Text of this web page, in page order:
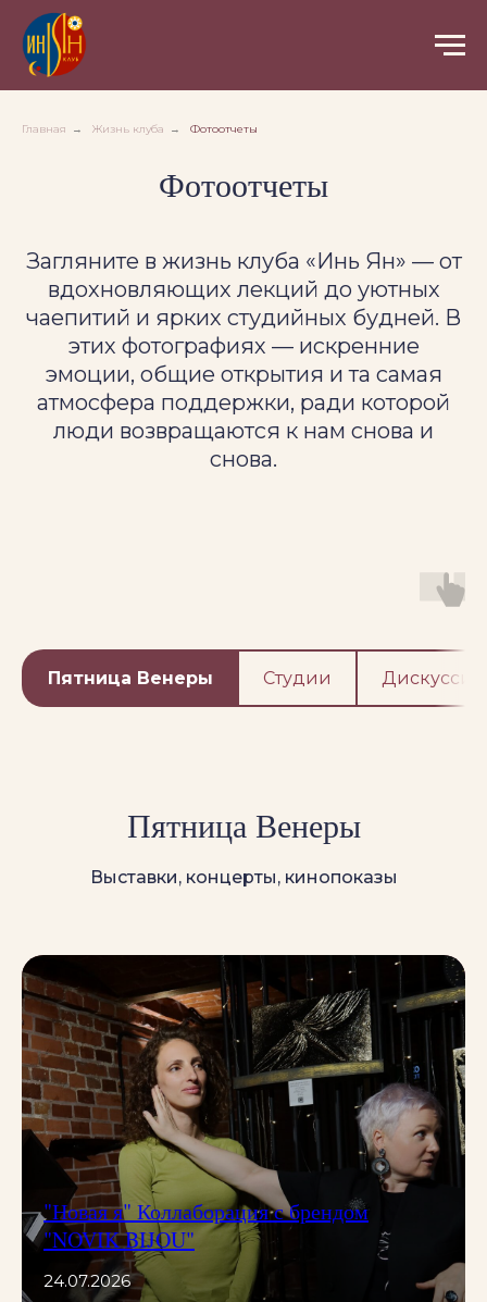
Главная → Жизнь клуба → Фотоотчеты
Фотоотчеты
Загляните в жизнь клуба «Инь Ян» — от
вдохновляющих лекций до уютных
чаепитий и ярких студийных будней. В
этих фотографиях — искренние
эмоции, общие открытия и та самая
атмосфера поддержки, ради которой
люди возвращаются к нам снова и
снова.
Пятница Венеры Студии
Пятница Венеры
Выставки, концерты, кинопоказы
"Новая я" Коллаборация с брендом
"NOVIK BIJOU"
24.07.2026